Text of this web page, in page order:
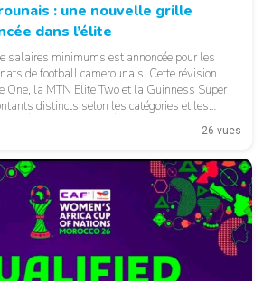
: une nouvelle grille
dans l’élite
salaires minimums est annoncée pour les
de football camerounais. Cette révision
One, la MTN Elite Two et la Guinness Super
distincts selon les catégories et les
LA PUBLICITÉ Selon les informations
Lions, […]
26 vues